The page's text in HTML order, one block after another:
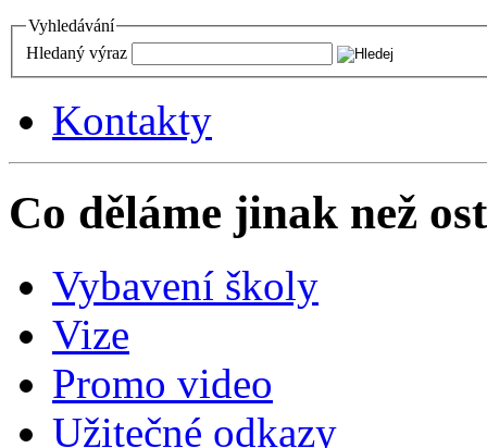
Vyhledávání
Hledaný výraz
Kontakty
Co děláme jinak než
Vybavení školy
Vize
Promo video
Užitečné odkazy